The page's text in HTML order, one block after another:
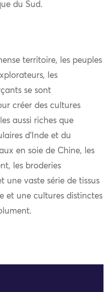
du Sud.
territoire, les peuples
les
se sont
créer des cultures
aussi riches que
d’Inde et du
en soie de Chine, les
les broderies
une vaste série de tissus
et une cultures distinctes